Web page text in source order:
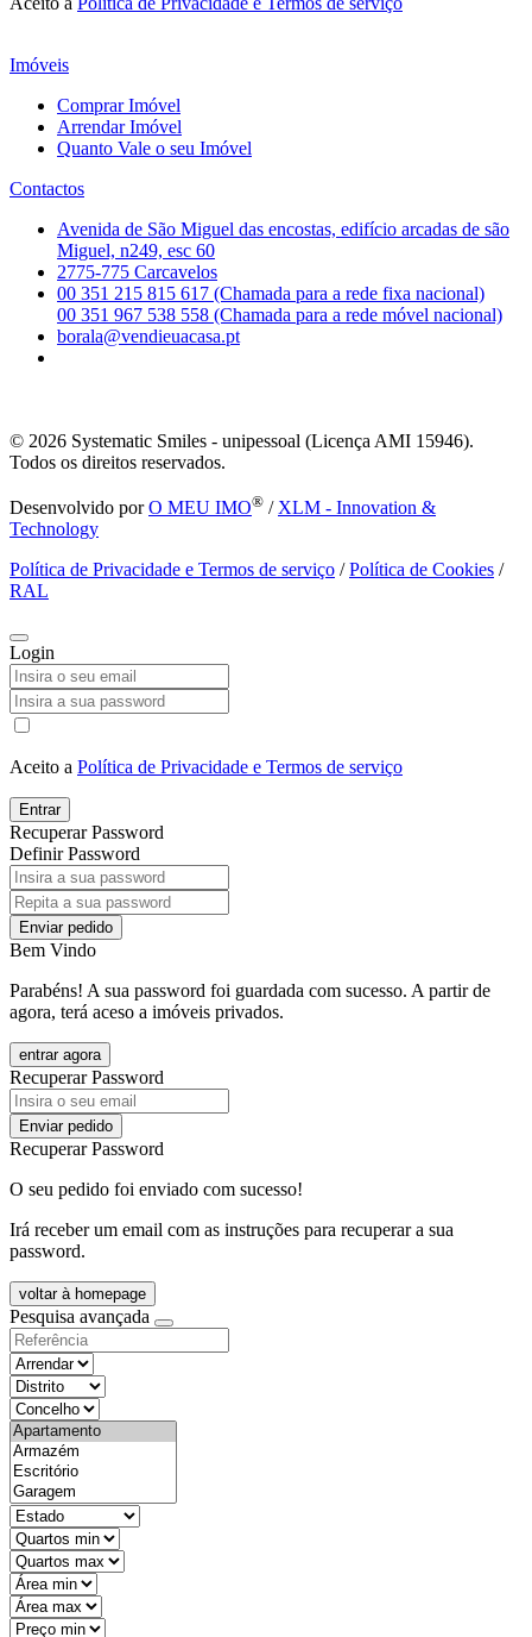
Imóveis
Comprar Imóvel
Arrendar Imóvel
Quanto Vale o seu Imóvel
Contactos
Avenida de São Miguel das encostas, edifício arcadas de são
Miguel, n249, esc 60
2775-775 Carcavelos
00 351 215 815 617 (Chamada para a rede fixa nacional)
00 351 967 538 558 (Chamada para a rede móvel nacional)
borala@vendieuacasa.pt
© 2026 Systematic Smiles - unipessoal (Licença AMI 15946).
Todos os direitos reservados.
Desenvolvido porO MEU IMO® / XLM - Innovation &
Technology
Política de Privacidade e Termos de serviço /Política de Cookies /
RAL
Login
Aceito a Política de Privacidade e Termos de serviço
Entrar
Recuperar Password
Definir Password
Enviar pedido
Bem Vindo
Parabéns! A sua password foi guardada com sucesso. A partir de
agora, terá aceso a imóveis privados.
entrar agora
Recuperar Password
Enviar pedido
Recuperar Password
O seu pedido foi enviado com sucesso!
Irá receber um email com as instruções para recuperar a sua
password.
voltar à homepage
Pesquisa avançada
objective
districtId
countyId
types
state
mintypo
maxtypo
minarea
maxarea
minprice